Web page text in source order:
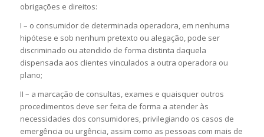
obrigações e direitos:
I – o consumidor de determinada operadora, em nenhuma
hipótese e sob nenhum pretexto ou alegação, pode ser
discriminado ou atendido de forma distinta daquela
dispensada aos clientes vinculados a outra operadora ou
plano;
II – a marcação de consultas, exames e quaisquer outros
procedimentos deve ser feita de forma a atender às
necessidades dos consumidores, privilegiando os casos de
emergência ou urgência, assim como as pessoas com mais de